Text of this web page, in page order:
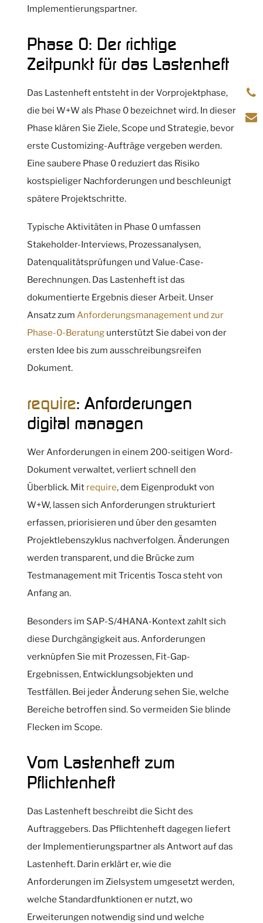
Implementierungspartner.
Phase 0: Der richtige
Zeitpunkt für das Lastenheft
Das Lastenheft entsteht in der Vorprojektphase,
die bei W+W als Phase 0 bezeichnet wird. In dieser
Phase klären Sie Ziele, Scope und Strategie, bevor
erste Customizing-Aufträge vergeben werden.
Eine saubere Phase 0 reduziert das Risiko
kostspieliger Nachforderungen und beschleunigt
spätere Projektschritte.
Typische Aktivitäten in Phase 0 umfassen
Stakeholder-Interviews, Prozessanalysen,
Datenqualitätsprüfungen und Value-Case-
Berechnungen. Das Lastenheft ist das
dokumentierte Ergebnis dieser Arbeit. Unser
Ansatz zum Anforderungsmanagement und zur
Phase-0-Beratung unterstützt Sie dabei von der
ersten Idee bis zum ausschreibungsreifen
Dokument.
require: Anforderungen
digital managen
Wer Anforderungen in einem 200-seitigen Word-
Dokument verwaltet, verliert schnell den
Überblick. Mit require, dem Eigenprodukt von
W+W, lassen sich Anforderungen strukturiert
erfassen, priorisieren und über den gesamten
Projektlebenszyklus nachverfolgen. Änderungen
werden transparent, und die Brücke zum
Testmanagement mit Tricentis Tosca steht von
Anfang an.
Besonders im SAP-S/4HANA-Kontext zahlt sich
diese Durchgängigkeit aus. Anforderungen
verknüpfen Sie mit Prozessen, Fit-Gap-
Ergebnissen, Entwicklungsobjekten und
Testfällen. Bei jeder Änderung sehen Sie, welche
Bereiche betroffen sind. So vermeiden Sie blinde
Flecken im Scope.
Vom Lastenheft zum
Pflichtenheft
Das Lastenheft beschreibt die Sicht des
Auftraggebers. Das Pflichtenheft dagegen liefert
der Implementierungspartner als Antwort auf das
Lastenheft. Darin erklärt er, wie die
Anforderungen im Zielsystem umgesetzt werden,
welche Standardfunktionen er nutzt, wo
Erweiterungen notwendig sind und welche